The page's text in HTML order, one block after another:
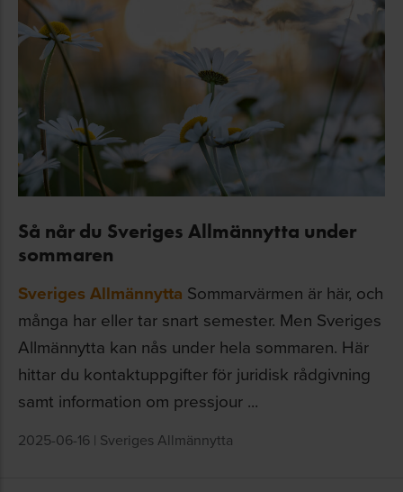
Så når du Sveriges Allmännytta under
sommaren
Sveriges Allmännytta Sommarvärmen är här, och
många har eller tar snart semester. Men Sveriges
Allmännytta kan nås under hela sommaren. Här
hittar du kontaktuppgifter för juridisk rådgivning
samt information om pressjour ...
2025-06-16 | Sveriges Allmännytta